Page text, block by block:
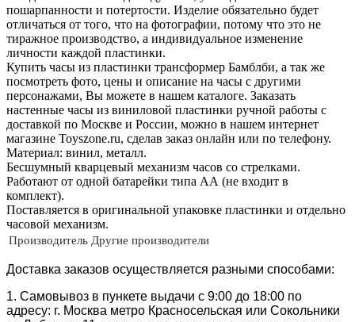
пошарпанности и потертости. Изделие обязательно будет
отличаться от того, что на фотографии, потому что это не
тиражное производство, а индивидуальное изменение
личности каждой пластинки.
Купить часы из пластинки трансформер Бамблби, а так же
посмотреть фото, цены и описание на часы с другими
персонажами, Вы можете в нашем каталоге. Заказать
настенные часы из виниловой пластинки ручной работы с
доставкой по Москве и России, можно в нашем интернет
магазине Toyszone.ru, сделав заказ онлайн или по телефону.
Материал: винил, металл.
Бесшумный кварцевый механизм часов со стрелками.
Работают от одной батарейки типа АА (не входит в
комплект).
Поставляется в оригинальной упаковке пластинки и отдельно
часовой механизм.
Производитель Другие производители
Доставка заказов осуществляется разными способами:
1. Самовывоз в пункете выдачи с 9:00 до 18:00 по
адресу: г. Москва метро Красносельская или Сокольники